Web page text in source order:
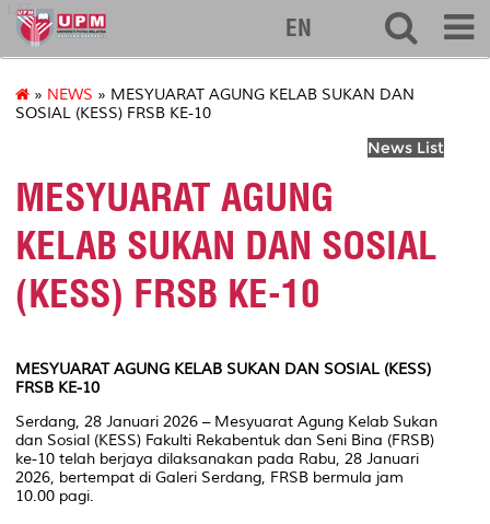
127
EN
» NEWS » MESYUARAT AGUNG KELAB SUKAN DAN
SOSIAL (KESS) FRSB KE-10
News List
MESYUARAT AGUNG
KELAB SUKAN DAN SOSIAL
(KESS) FRSB KE-10
MESYUARAT AGUNG KELAB SUKAN DAN SOSIAL (KESS)
FRSB KE-10
Serdang, 28 Januari 2026 – Mesyuarat Agung Kelab Sukan
dan Sosial (KESS) Fakulti Rekabentuk dan Seni Bina (FRSB)
ke-10 telah berjaya dilaksanakan pada Rabu, 28 Januari
2026, bertempat di Galeri Serdang, FRSB bermula jam
10.00 pagi.